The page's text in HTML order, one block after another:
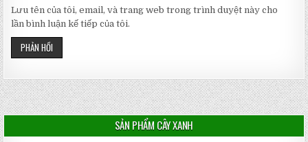
Lưu tên của tôi, email, và trang web trong trình duyệt này cho
lần bình luận kế tiếp của tôi.
SẢN PHẨM CÂY XANH